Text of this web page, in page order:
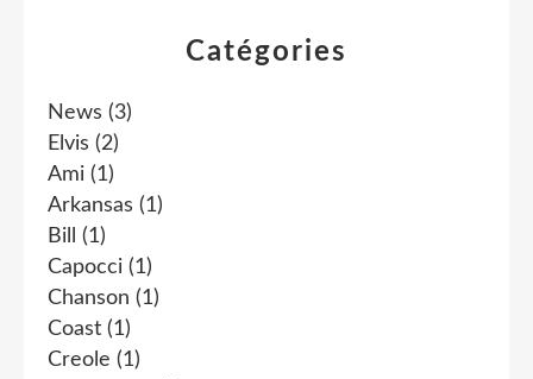
Catégories
News (3)
Elvis (2)
Ami (1)
Arkansas (1)
Bill
(1)
Capocci (1)
Chanson (1)
Coast (1)
Creole (1)